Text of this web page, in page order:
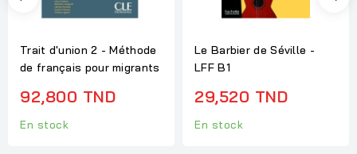
Trait d'union 2 - Méthode
de français pour migrants
92,800 TND
En stock
Le Barbier de Séville -
LFF B1
29,520 TND
En stock